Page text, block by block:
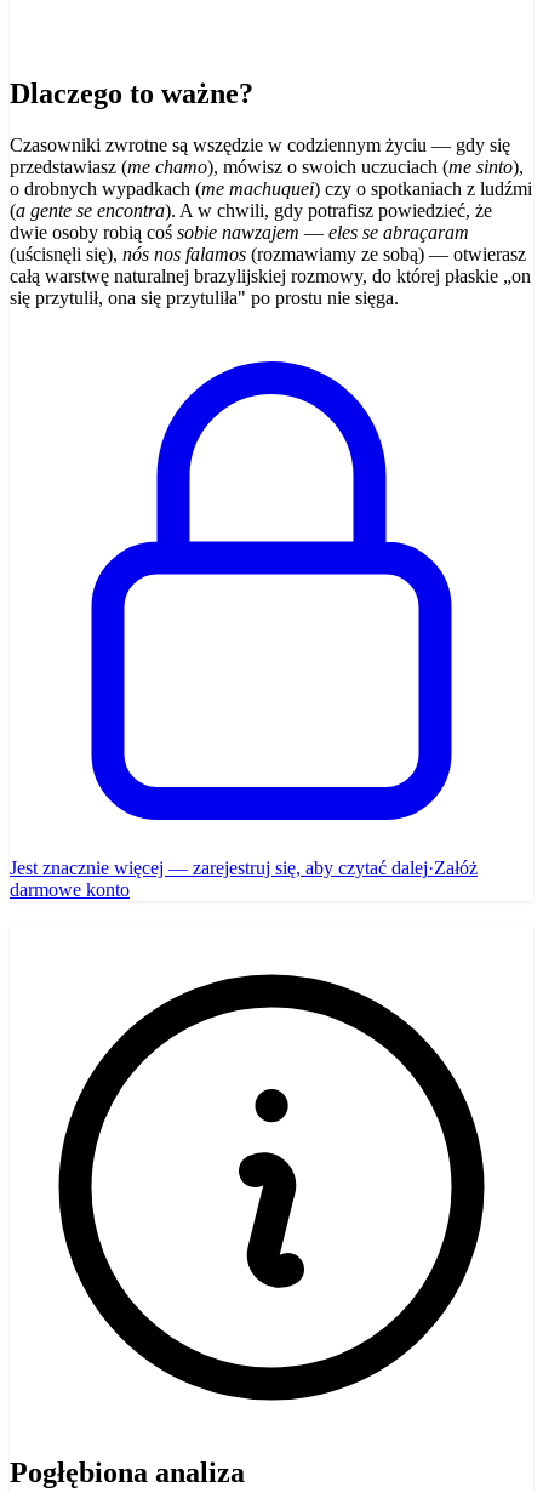
Dlaczego to ważne?
Czasowniki zwrotne są wszędzie w codziennym życiu — gdy się
przedstawiasz (me chamo), mówisz o swoich uczuciach (me sinto),
o drobnych wypadkach (me machuquei) czy o spotkaniach z ludźmi
(a gente se encontra). A w chwili, gdy potrafisz powiedzieć, że
dwie osoby robią coś sobie nawzajem — eles se abraçaram
(uścisnęli się), nós nos falamos (rozmawiamy ze sobą) — otwierasz
całą warstwę naturalnej brazylijskiej rozmowy, do której płaskie „on
się przytulił, ona się przytuliła" po prostu nie sięga.
Jest znacznie więcej — zarejestruj się, aby czytać dalej·Załóż
darmowe konto
Pogłębiona analiza